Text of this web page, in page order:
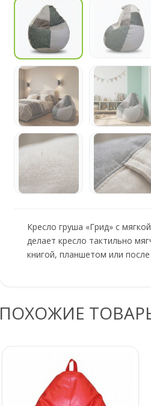
Кресло груша «Грид» с
делает кресло тактильно
книгой, планшетом или
ПОХОЖИЕ